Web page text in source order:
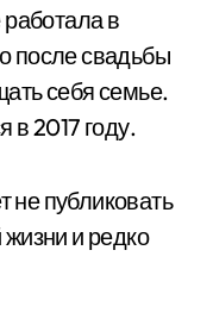
в
после свадьбы
себя семье.
в 2017 году.
публиковать
и редко